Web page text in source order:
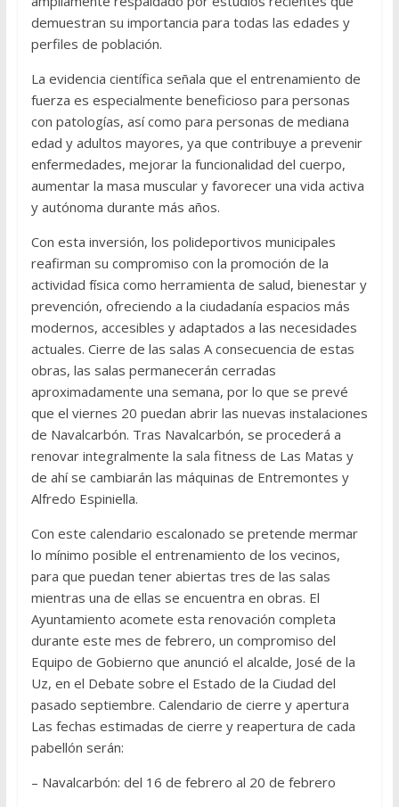
demuestran su importancia para todas las edades y
perfiles de población.
La evidencia científica señala que el entrenamiento de
fuerza es especialmente beneficioso para personas
con patologías, así como para personas de mediana
edad y adultos mayores, ya que contribuye a prevenir
enfermedades, mejorar la funcionalidad del cuerpo,
aumentar la masa muscular y favorecer una vida activa
y autónoma durante más años.
Con esta inversión, los polideportivos municipales
reafirman su compromiso con la promoción de la
actividad física como herramienta de salud, bienestar y
prevención, ofreciendo a la ciudadanía espacios más
modernos, accesibles y adaptados a las necesidades
actuales. Cierre de las salas A consecuencia de estas
obras, las salas permanecerán cerradas
aproximadamente una semana, por lo que se prevé
que el viernes 20 puedan abrir las nuevas instalaciones
de Navalcarbón. Tras Navalcarbón, se procederá a
renovar integralmente la sala fitness de Las Matas y
de ahí se cambiarán las máquinas de Entremontes y
Alfredo Espiniella.
Con este calendario escalonado se pretende mermar
lo mínimo posible el entrenamiento de los vecinos,
para que puedan tener abiertas tres de las salas
mientras una de ellas se encuentra en obras. El
Ayuntamiento acomete esta renovación completa
durante este mes de febrero, un compromiso del
Equipo de Gobierno que anunció el alcalde, José de la
Uz, en el Debate sobre el Estado de la Ciudad del
pasado septiembre. Calendario de cierre y apertura
Las fechas estimadas de cierre y reapertura de cada
pabellón serán:
– Navalcarbón: del 16 de febrero al 20 de febrero